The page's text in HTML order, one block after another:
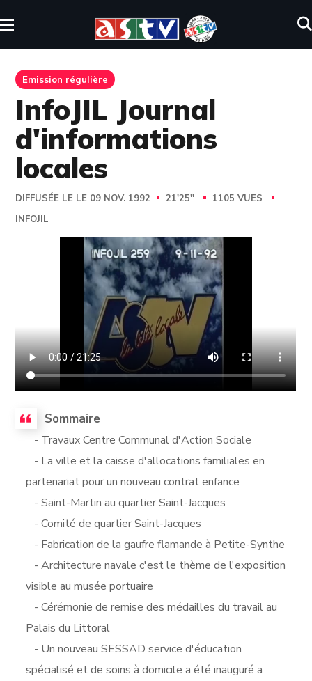
Emission régulière
InfoJIL Journal
d'informations
locales
DIFFUSÉE LE LE 09 NOV. 1992 21'25''
1105 VUES
INFOJIL
Sommaire
- Travaux Centre Communal d'Action Sociale
- La ville et la caisse d'allocations familiales en
partenariat pour un nouveau contrat enfance
- Saint-Martin au quartier Saint-Jacques
- Comité de quartier Saint-Jacques
- Fabrication de la gaufre flamande à Petite-Synthe
- Architecture navale c'est le thème de l'exposition
visible au musée portuaire
- Cérémonie de remise des médailles du travail au
Palais du Littoral
- Un nouveau SESSAD service d'éducation
spécialisé et de soins à domicile a été inauguré a